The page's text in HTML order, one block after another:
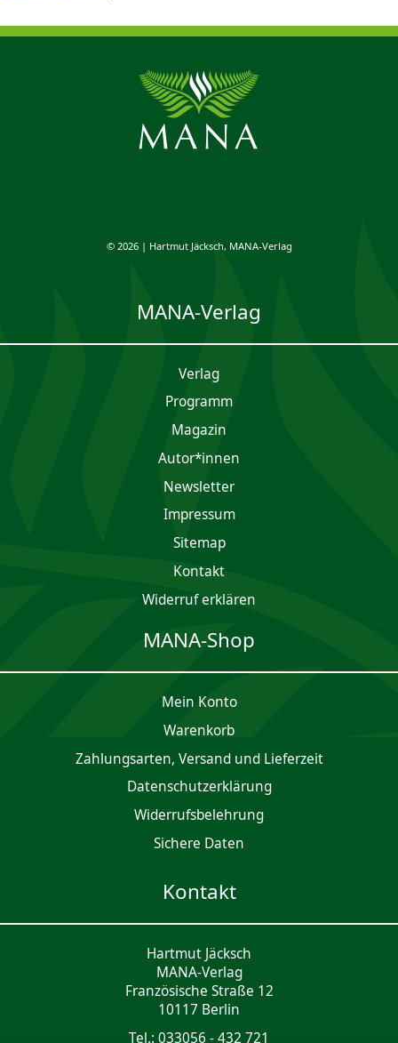
© 2026 | Hartmut Jäcksch, MANA-Verlag
MANA-Verlag
Verlag
Programm
Magazin
Autor*innen
Newsletter
Impres­sum
Sitemap
Kontakt
Widerruf erklären
MANA-Shop
Mein Konto
Waren­korb
Zahlungsarten, Versand und Lieferzeit
Daten­schutz­er­klärung
Widerrufsbelehrung
Sichere Daten
Kontakt
Hartmut Jäcksch
MANA-Verlag
Französische Straße 12
10117 Berlin
Tel.: 033056 - 432 721